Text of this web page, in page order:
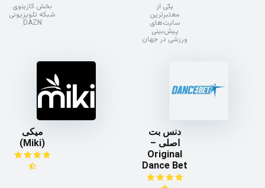
یکی از
معتبرترین
سایت‌های
پیش‌بینی
ورزشی در جهان
بخش کازینوی
شبکه تلویزیونی
DAZN
دنس بت
اصلی –
Original
Dance Bet
میکی
(Miki)